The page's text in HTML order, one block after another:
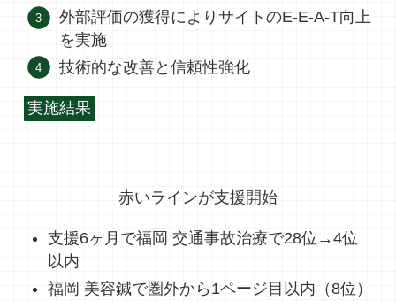
外部評価の獲得によりサイトのE-E-A-T向上
を実施
技術的な改善と信頼性強化
実施結果
赤いラインが支援開始
支援6ヶ月で福岡 交通事故治療で28位→4位
以内
福岡 美容鍼で圏外から1ページ目以内（8位）